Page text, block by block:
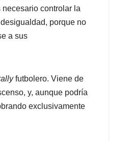
necesario controlar la
porque no
a sus
futbolero. Viene de
y, aunque podría
exclusivamente